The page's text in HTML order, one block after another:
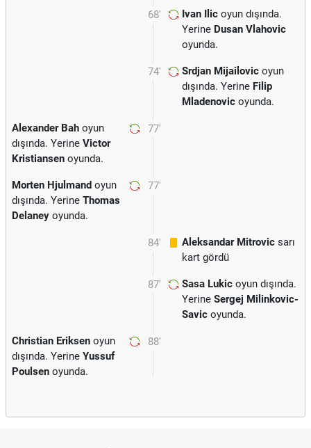
68' Ivan Ilic oyun dışında.
Yerine Dusan Vlahovic
oyunda.
74' Srdjan Mijailovic oyun
dışında. Yerine Filip
Mladenovic oyunda.
77'
Alexander Bah oyun
dışında. Yerine Victor
Kristiansen oyunda.
77'
Morten Hjulmand oyun
dışında. Yerine Thomas
Delaney oyunda.
84' Aleksandar Mitrovic sarı
kart gördü
87' Sasa Lukic oyun dışında.
Yerine Sergej Milinkovic-
Savic oyunda.
88'
Christian Eriksen oyun
dışında. Yerine Yussuf
Poulsen oyunda.